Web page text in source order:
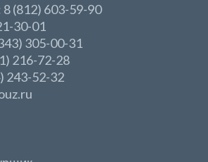
(812) 603-59-90
30-01
305-00-31
216-72-28
243-52-32